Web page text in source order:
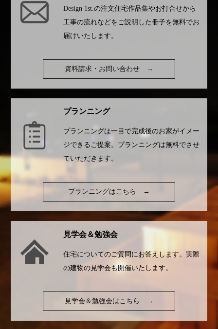
Design 1st.の注文住宅作品集やお打合せから
工事の流れなどをご説明した冊子を無料でお
届けいたします。
資料請求・お問い合わせ →
プランニング
プランニングは一目で完成後のお家がイメー
ジできるご提案。プランニングは無料でさせ
ていただきます。
プランニングはこちら →
見学会＆勉強会
住宅についてのご質問にお答えします。実際
の建物の見学会も開催いたします。
見学会＆勉強会はこちら →